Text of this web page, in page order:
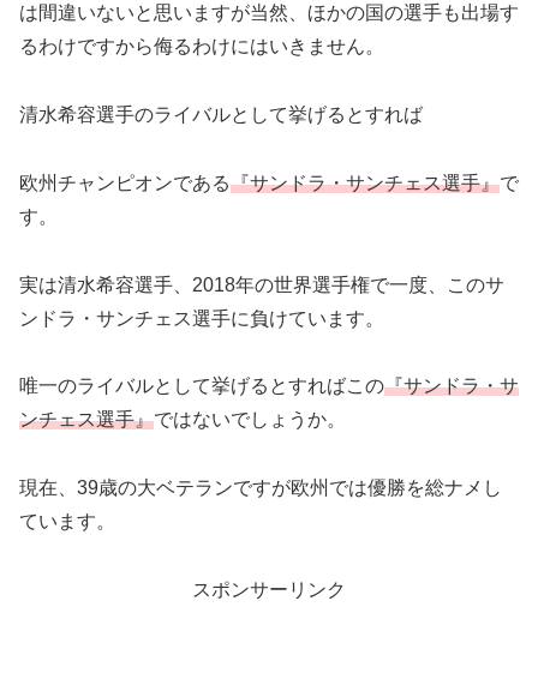
は間違いないと思いますが当然、ほかの国の選手も出場す
るわけですから侮るわけにはいきません。
清水希容選手のライバルとして挙げるとすれば
欧州チャンピオンである『サンドラ・サンチェス選手』で
す。
実は清水希容選手、2018年の世界選手権で一度、このサ
ンドラ・サンチェス選手に負けています。
唯一のライバルとして挙げるとすればこの『サンドラ・サ
ンチェス選手』ではないでしょうか。
現在、39歳の大ベテランですが欧州では優勝を総ナメし
ています。
スポンサーリンク